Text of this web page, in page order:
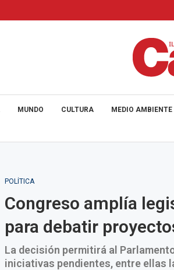
MUNDO CULTURA MEDIO AMBIENTE
POLÍTICA
Congreso amplía
para debatir
La decisión permitirá al
iniciativas pendientes, entre ellas